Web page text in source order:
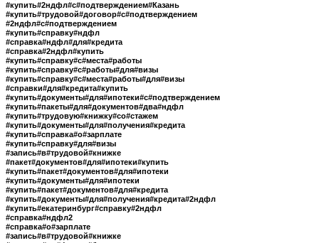
#купить#2ндфл#с#подтверждением#Казань
#купить#трудовой#договор#с#подтверждением
#2ндфл#с#подтверждением
#купить#справку#ндфл
#справка#ндфл#для#кредита
#справка#2ндфл#купить
#купить#справку#с#места#работы
#купить#справку#с#работы#для#визы
#купить#справку#с#места#работы#для#визы
#справки#для#кредита#купить
#купить#документы#для#ипотеки#с#подтверждением
#купить#пакеты#для#документов#два#ндфл
#купить#трудовую#книжку#со#стажем
#купить#документы#для#получения#кредита
#купить#справка#о#зарплате
#купить#справку#для#визы
#запись#в#трудовой#книжке
#пакет#документов#для#ипотеки#купить
#купить#пакет#документов#для#ипотеки
#купить#документы#для#ипотеки
#купить#пакет#документов#для#кредита
#купить#документы#для#получения#кредита#2ндфл
#купить#екатеринбург#справку#2ндфл
#справка#ндфл2
#справка#о#зарплате
#запись#в#трудовой#книжке